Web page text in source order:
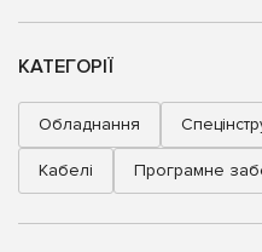
КАТЕГОРІЇ
Обладнання
Кабелі Програмне